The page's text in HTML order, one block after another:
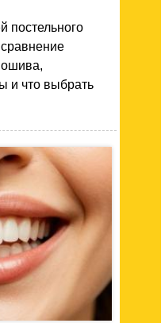
постельного
и что выбрать